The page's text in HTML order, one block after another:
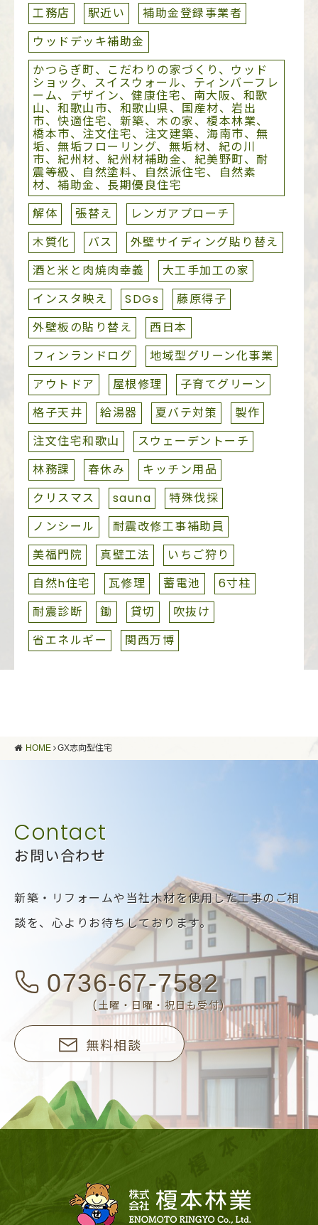
工務店 駅近い
補助金登録事業者
ウッドデッキ補助金
かつらぎ町、こだわりの家づくり、ウッド
ショック、スイスウォール、ティンバーフレ
ーム、デザイン、健康住宅、南大阪、和歌
山、和歌山市、和歌山県、国産材、岩出
市、快適住宅、新築、木の家、榎本林業、
橋本市、注文住宅、注文建築、海南市、無
垢、無垢フローリング、無垢材、紀の川
市、紀州材、紀州材補助金、紀美野町、耐
震等級、自然塗料、自然派住宅、自然素
材、補助金、長期優良住宅
解体
張替え
レンガアプローチ
木質化
バス
外壁サイディング貼り替え
酒と米と肉焼肉幸義
大工手加工の家
インスタ映え
SDGs
藤原得子
外壁板の貼り替え
西日本
フィンランドログ
地域型グリーン化事業
アウトドア
屋根修理
子育てグリーン
格子天井
給湯器 夏バテ対策
製作
注文住宅和歌山
スウェーデントーチ
林務課
春休み
キッチン用品
クリスマス
sauna
特殊伐採
ノンシール
耐震改修工事補助員
美福門院
真壁工法
いちご狩り
自然h住宅
瓦修理 蓄電池
6寸柱
耐震診断
鋤 貸切
吹抜け
省エネルギー
関西万博
HOME GX志向型住宅
お問い合わせ
新築・リフォームや当社木材を使用した工事のご相
談を、 心よりお待ちしております。
0736-67-7582
(土曜・日曜・祝日も受付)
無料相談